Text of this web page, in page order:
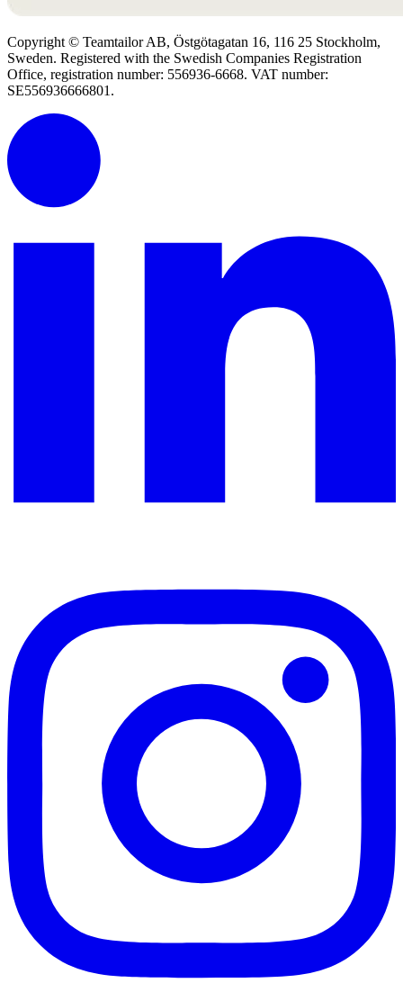
Copyright © Teamtailor AB, Östgötagatan 16, 116 25 Stockholm,
Sweden. Registered with the Swedish Companies Registration
Office, registration number: 556936-6668. VAT number:
SE556936666801.